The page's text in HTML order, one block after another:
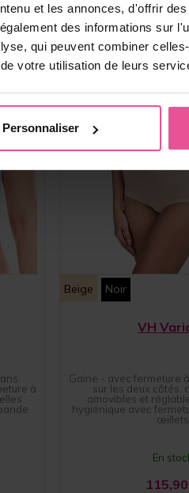
et les annonces, d'offrir
des informations sur
qui peuvent combiner
votre utilisation de leurs
Personnaliser
à
Beige Noir
VH
Gaine - avec fermeture
sur les deux côtés,
amovibles et
hygiénique avec
œillets
En
115,90